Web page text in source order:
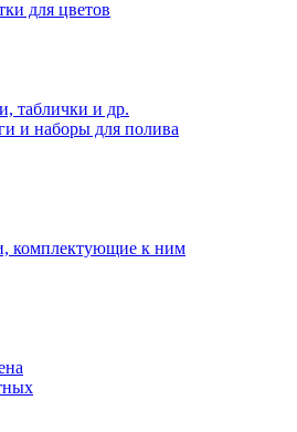
для цветов
таблички и др.
и наборы для полива
комплектующие к ним